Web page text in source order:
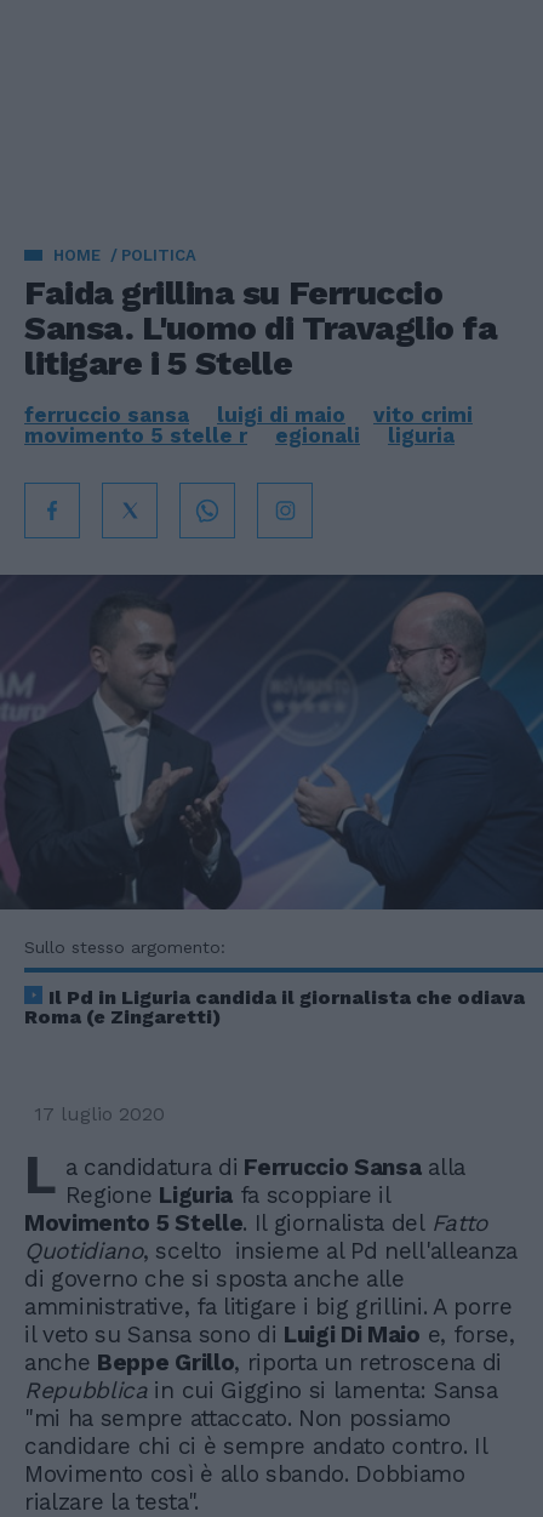
HOME POLITICA
Faida grillina su Ferruccio
Sansa. L'uomo di Travaglio fa
litigare i 5 Stelle
ferruccio sansa luigi di maio
vito crimi
movimento 5 stelle r
egionali liguria
Sullo stesso argomento:
Il Pd in Liguria candida il giornalista che odiava
Roma (e Zingaretti)
17 luglio 2020
L a candidatura di Ferruccio Sansaalla
Regione Liguriafa scoppiare il
Movimento 5 Stelle. Il giornalista del Fatto
Quotidiano, scelto insieme al Pd nell'alleanza
di governo che si sposta anche alle
amministrative, fa litigare i big grillini. A porre
il veto su Sansa sono di Luigi Di Maio e, forse,
anche Beppe Grillo, riporta un retroscena di
Repubblicain cui Giggino si lamenta: Sansa
"mi ha sempre attaccato. Non possiamo
candidare chi ci è sempre andato contro. Il
Movimento così è allo sbando. Dobbiamo
rialzare la testa".